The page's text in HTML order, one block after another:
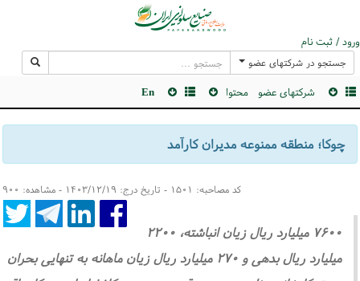
ورود / ثبت نام
جستجو در شرکتهای عضو
شرکتهای عضو محتوا En
چوکا؛ منطقه ممنوعه مدیران کارآمد
کد مصاحبه: ۱۵۰۱ - تاریخ درج: ۱۴۰۳/۱۲/۱۹ - مشاهده: ۹۰۰
۷۶۰۰ میلیارد ریال زیان انباشته، ۲۲۰۰
میلیارد ریال بدهی و ۲۷۰ میلیارد ریال زیان ماهانه به تنهایی بحران